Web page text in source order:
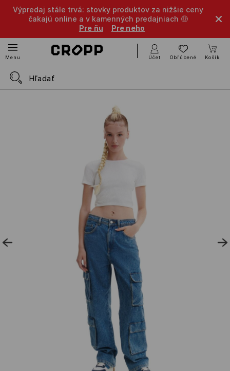
Výpredaj stále trvá: stovky produktov za nižšie ceny
čakajú online a v kamenných predajniach 🤑
Pre ňu
Pre neho
Menu Účet Obľúbené Košík